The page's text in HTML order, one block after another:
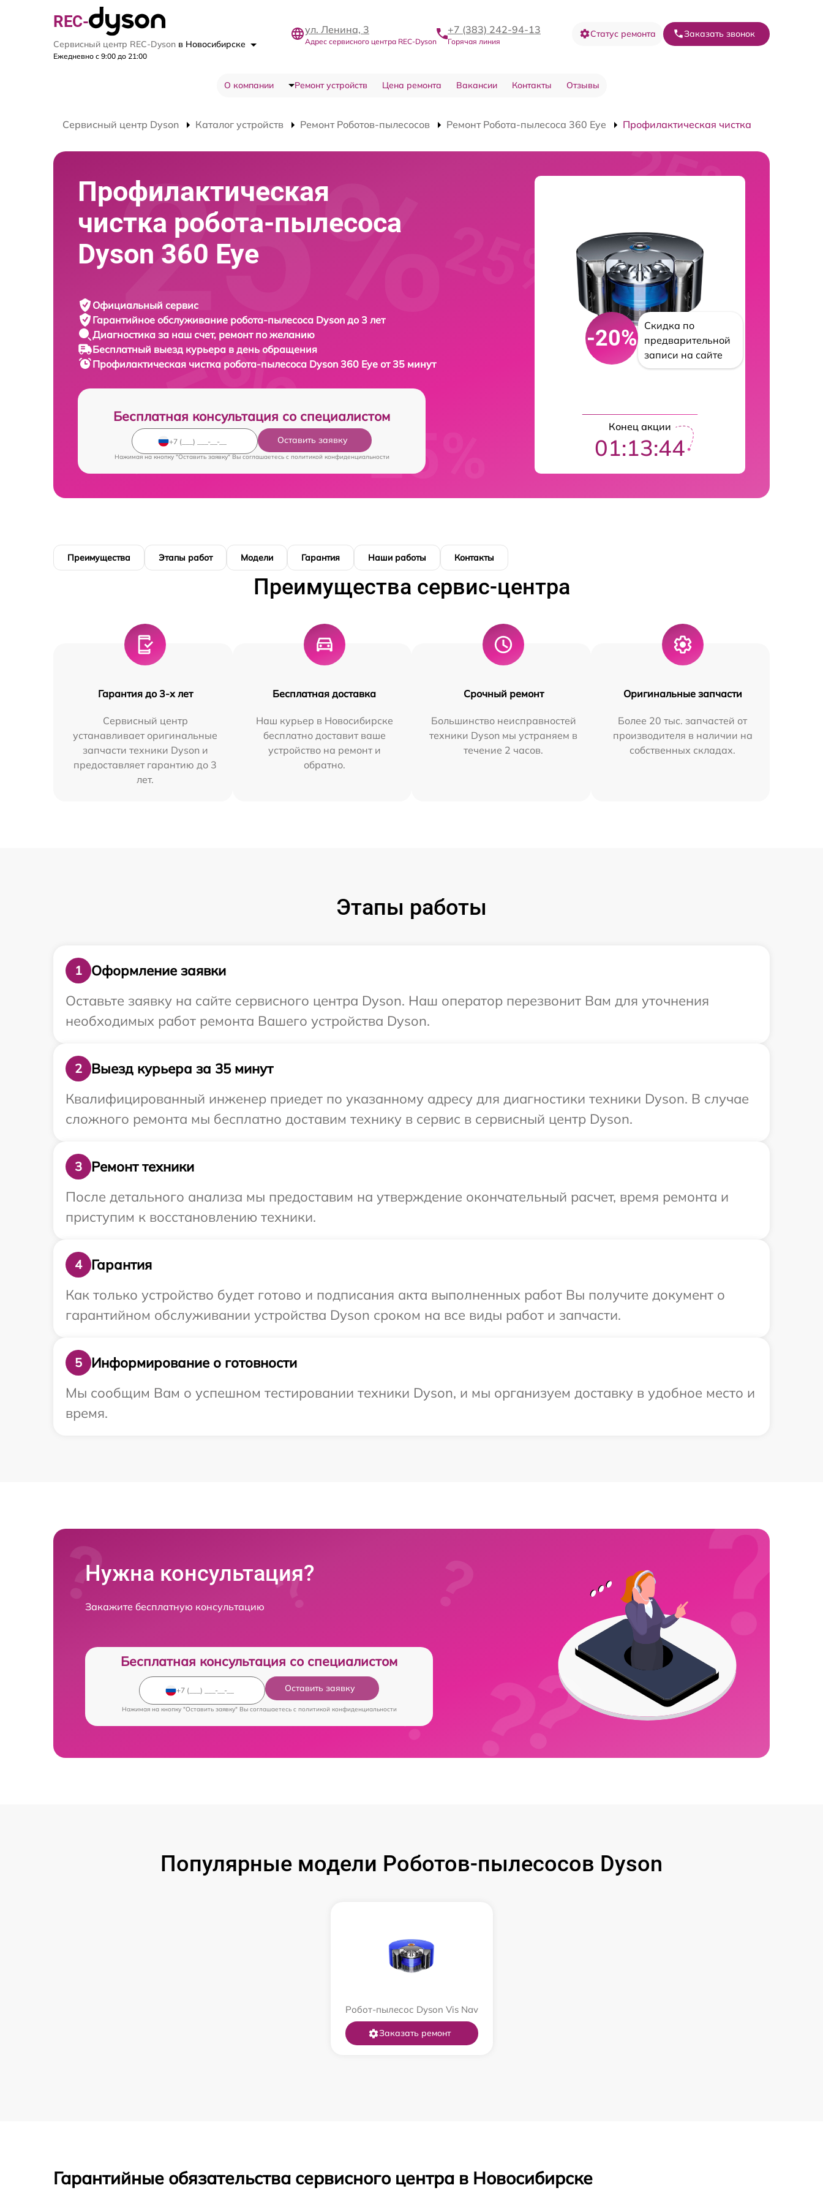
REC-
Сервисный центр REC-Dyson в Новосибирске
Ежедневно с 9:00 до 21:00
ул. Ленина, 3
Адрес сервисного центра REC-Dyson
+7 (383) 242-94-13
Горячая линия
Статус ремонта Заказать звонок
О компании Ремонт устройств Цена ремонта Вакансии Контакты Отзывы
Сервисный центр Dyson Каталог устройств Ремонт Роботов-пылесосов Ремонт Робота-пылесоса 360 Eye Профилактическая чистка
Профилактическая
чистка робота-пылесоса
Dyson 360 Eye
Официальный сервис
Гарантийное обслуживание робота-пылесоса Dyson до 3 лет
Диагностика за наш счет, ремонт по желанию
Бесплатный выезд курьера в день обращения
Профилактическая чистка робота-пылесоса Dyson 360 Eye от 35 минут
Бесплатная консультация со специалистом
Оставить заявку
Нажимая на кнопку "Оставить заявку" Вы соглашаетесь c политикой конфиденциальности
-20%
Скидка по
предварительной
записи на сайте
Конец акции
01:13:43
Преимущества Этапы работ Модели Гарантия Наши работы Контакты
Преимущества сервис-центра
Гарантия до 3-х лет
Сервисный центр
устанавливает оригинальные
запчасти техники Dyson и
предоставляет гарантию до 3
лет.
Бесплатная доставка
Наш курьер в Новосибирске
бесплатно доставит ваше
устройство на ремонт и
обратно.
Срочный ремонт
Большинство неисправностей
техники Dyson мы устраняем в
течение 2 часов.
Оригинальные запчасти
Более 20 тыс. запчастей от
производителя в наличии на
собственных складах.
Этапы работы
1
Оформление заявки
Оставьте заявку на сайте сервисного центра Dyson. Наш оператор перезвонит Вам для уточнения
необходимых работ ремонта Вашего устройства Dyson.
2
Выезд курьера за 35 минут
Квалифицированный инженер приедет по указанному адресу для диагностики техники Dyson. В случае
сложного ремонта мы бесплатно доставим технику в сервис в сервисный центр Dyson.
3
Ремонт техники
После детального анализа мы предоставим на утверждение окончательный расчет, время ремонта и
приступим к восстановлению техники.
4
Гарантия
Как только устройство будет готово и подписания акта выполненных работ Вы получите документ о
гарантийном обслуживании устройства Dyson сроком на все виды работ и запчасти.
5
Информирование о готовности
Мы сообщим Вам о успешном тестировании техники Dyson, и мы организуем доставку в удобное место и
время.
Нужна консультация?
Закажите бесплатную консультацию
Бесплатная консультация со специалистом
Оставить заявку
Нажимая на кнопку "Оставить заявку" Вы соглашаетесь c политикой конфиденциальности
Популярные модели Роботов-пылесосов Dyson
Робот-пылесос Dyson Vis Nav
Заказать ремонт
Гарантийные обязательства сервисного центра в Новосибирске